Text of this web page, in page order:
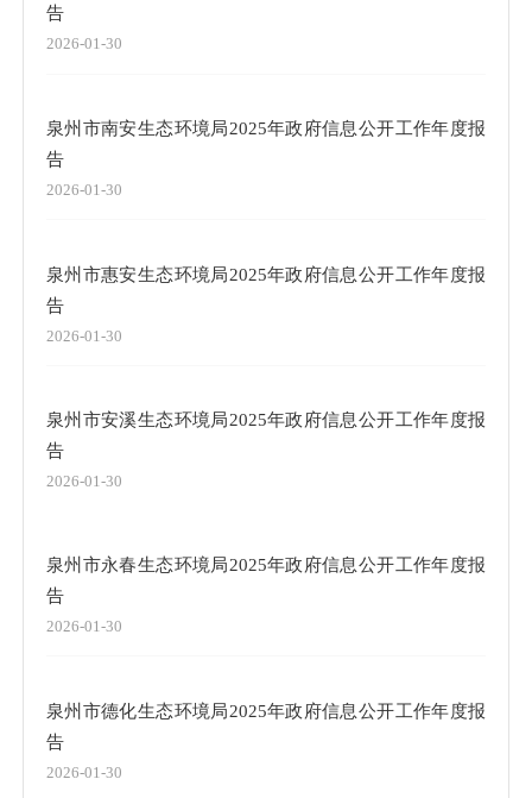
告
2026-01-30
泉州市南安生态环境局2025年政府信息公开工作年度报
告
2026-01-30
泉州市惠安生态环境局2025年政府信息公开工作年度报
告
2026-01-30
泉州市安溪生态环境局2025年政府信息公开工作年度报
告
2026-01-30
泉州市永春生态环境局2025年政府信息公开工作年度报
告
2026-01-30
泉州市德化生态环境局2025年政府信息公开工作年度报
告
2026-01-30